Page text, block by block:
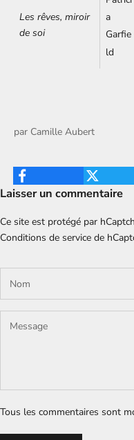
Les rêves, miroir
de soi
a
Garfie
ld
par Camille Aubert
Laisser un commentaire
Ce site est protégé par
Conditions de service de
Tous les commentaires sont